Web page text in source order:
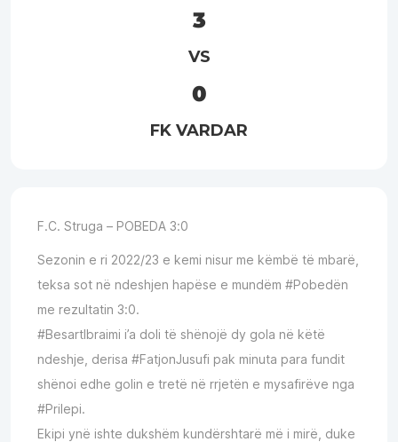
3
VS
0
FK VARDAR
F.C. Struga – POBEDA 3:0
Sezonin e ri 2022/23 e kemi nisur me këmbë të mbarë,
teksa sot në ndeshjen hapëse e mundëm #Pobedën
me rezultatin 3:0.
#BesartIbraimi i’a doli të shënojë dy gola në këtë
ndeshje, derisa #FatjonJusufi pak minuta para fundit
shënoi edhe golin e tretë në rrjetën e mysafirëve nga
#Prilepi.
Ekipi ynë ishte dukshëm kundërshtarë më i mirë, duke